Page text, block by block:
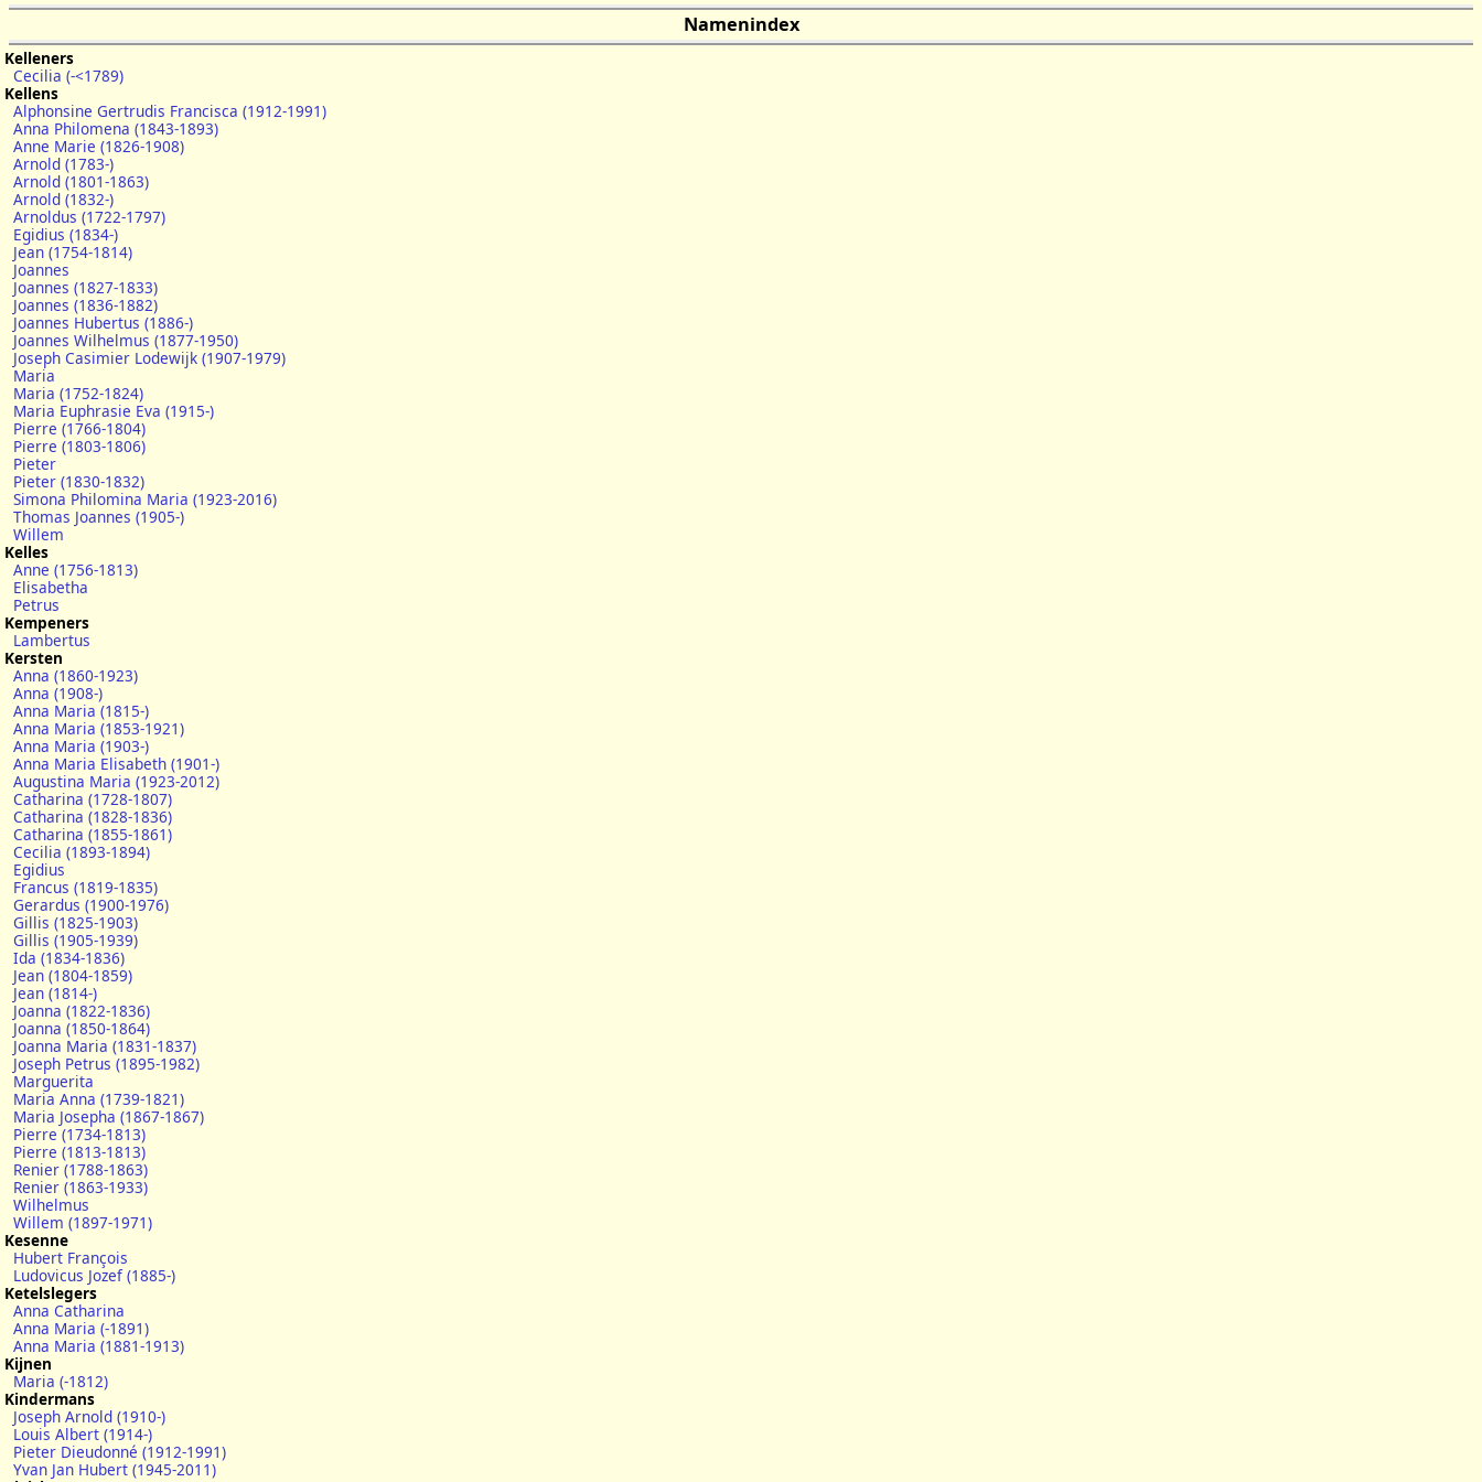
Namenindex
Kelleners
Cecilia (-<1789)
Kellens
Alphonsine Gertrudis Francisca (1912-1991)
Anna Philomena (1843-1893)
Anne Marie (1826-1908)
Arnold (1783-)
Arnold (1801-1863)
Arnold (1832-)
Arnoldus (1722-1797)
Egidius (1834-)
Jean (1754-1814)
Joannes
Joannes (1827-1833)
Joannes (1836-1882)
Joannes Hubertus (1886-)
Joannes Wilhelmus (1877-1950)
Joseph Casimier Lodewijk (1907-1979)
Maria
Maria (1752-1824)
Maria Euphrasie Eva (1915-)
Pierre (1766-1804)
Pierre (1803-1806)
Pieter
Pieter (1830-1832)
Simona Philomina Maria (1923-2016)
Thomas Joannes (1905-)
Willem
Kelles
Anne (1756-1813)
Elisabetha
Petrus
Kempeners
Lambertus
Kersten
Anna (1860-1923)
Anna (1908-)
Anna Maria (1815-)
Anna Maria (1853-1921)
Anna Maria (1903-)
Anna Maria Elisabeth (1901-)
Augustina Maria (1923-2012)
Catharina (1728-1807)
Catharina (1828-1836)
Catharina (1855-1861)
Cecilia (1893-1894)
Egidius
Francus (1819-1835)
Gerardus (1900-1976)
Gillis (1825-1903)
Gillis (1905-1939)
Ida (1834-1836)
Jean (1804-1859)
Jean (1814-)
Joanna (1822-1836)
Joanna (1850-1864)
Joanna Maria (1831-1837)
Joseph Petrus (1895-1982)
Marguerita
Maria Anna (1739-1821)
Maria Josepha (1867-1867)
Pierre (1734-1813)
Pierre (1813-1813)
Renier (1788-1863)
Renier (1863-1933)
Wilhelmus
Willem (1897-1971)
Kesenne
Hubert François
Ludovicus Jozef (1885-)
Ketelslegers
Anna Catharina
Anna Maria (-1891)
Anna Maria (1881-1913)
Kijnen
Maria (-1812)
Kindermans
Joseph Arnold (1910-)
Louis Albert (1914-)
Pieter Dieudonné (1912-1991)
Yvan Jan Hubert (1945-2011)